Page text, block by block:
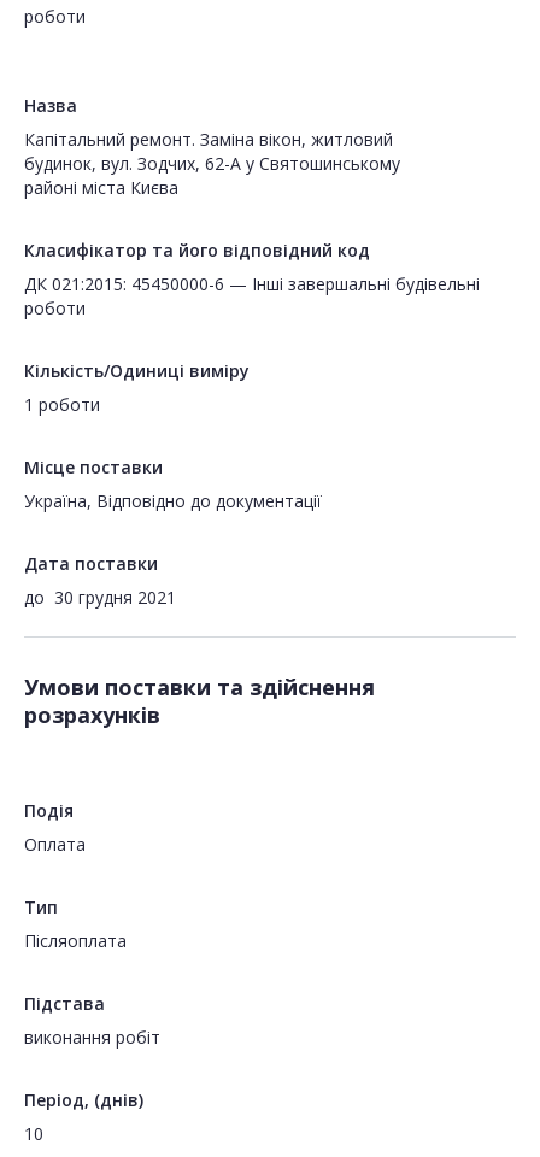
роботи
Назва
Капітальний ремонт. Заміна вікон, житловий
будинок, вул. Зодчих, 62-А у Святошинському
районі міста Києва
Класифікатор та його відповідний код
ДК 021:2015: 45450000-6 — Інші завершальні будівельні
роботи
Кількість/Одиниці виміру
1 роботи
Місце поставки
Україна, Відповідно до документації
Дата поставки
до 30 грудня 2021
Умови поставки та здійснення
розрахунків
Подія
Оплата
Тип
Пiсляоплата
Підстава
виконання робіт
Період, (днів)
10